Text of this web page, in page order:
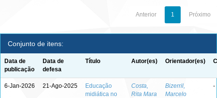
Anterior 1 Próximo
Conjunto de itens:
Data de
publicação
Data de
defesa
Título Autor(es) Orientador(es)
6-Jan-2026 21-Ago-2025
Educação
midiática no
Costa,
Rita Mara
Bizerril,
Marcelo
-